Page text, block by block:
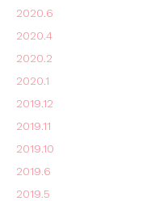
2020.6
2020.4
2020.2
2020.1
2019.12
2019.11
2019.10
2019.6
2019.5